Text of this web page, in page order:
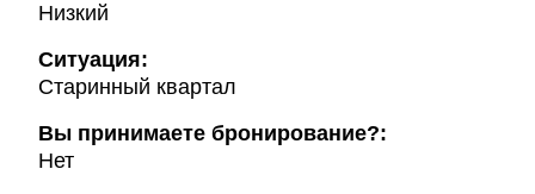
Низкий
Ситуация:
Старинный квартал
Вы принимаете бронирование?:
Нет